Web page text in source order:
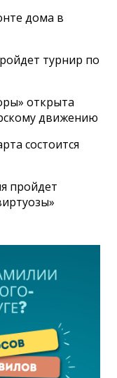
дома в
турнир по
открыта
движению
состоится
пройдет